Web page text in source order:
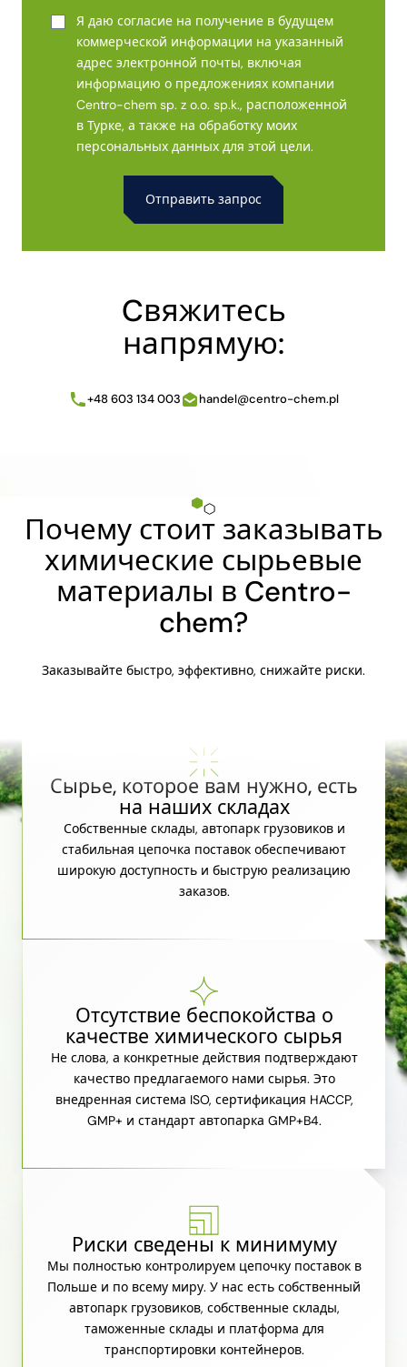
Я даю согласие на получение в будущем
коммерческой информации на указанный
адрес электронной почты, включая
информацию о предложениях компании
Centro-chem sp. z o.o. sp.k., расположенной
в Турке, а также на обработку моих
персональных данных для этой цели.
Cвяжитесь
напрямую:
+48 603 134 003 handel@centro-chem.pl
Почему стоит заказывать
химические сырьевые
материалы в Centro-
chem?
Заказывайте быстро, эффективно, снижайте риски.
Сырье, которое вам нужно, есть
на наших складах
Собственные склады, автопарк грузовиков и
стабильная цепочка поставок обеспечивают
широкую доступность и быструю реализацию
заказов.
Отсутствие беспокойства о
качестве химического сырья
Не слова, а конкретные действия подтверждают
качество предлагаемого нами сырья. Это
внедренная система ISO, сертификация HACCP,
GMP+ и стандарт автопарка GMP+B4.
Риски сведены к минимуму
Мы полностью контролируем цепочку поставок в
Польше и по всему миру. У нас есть собственный
автопарк грузовиков, собственные склады,
таможенные склады и платформа для
транспортировки контейнеров.